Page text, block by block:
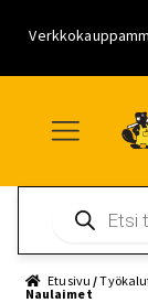
navigointiin
sisältöön
pääsisältöön
search
Etusivu /
Naulaimet